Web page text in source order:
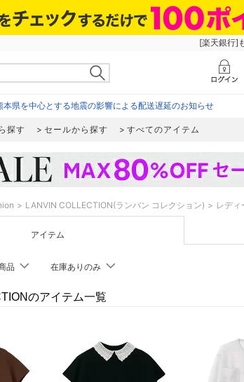
[楽天銀行]
本県を中心とする地震の影響による配送遅延のお知らせ
探す セールから探す すべてのアイテム
LANVIN COLLECTION(ランバン コレクション) レディ
アイテム
品 在庫ありのみ
のアイテム一覧